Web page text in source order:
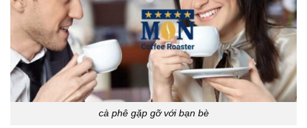
cà phê gặp gỡ với bạn bè